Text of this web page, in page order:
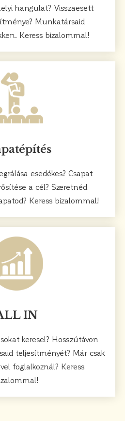
hangulat? Visszaesett
Munkatársaid
Keress bizalommal!
esedékes? Csapat
a cél? Szeretnéd
Keress bizalommal!
IN
keresel? Hosszútávon
teljesítményét? Már csak
foglalkoznál? Keress